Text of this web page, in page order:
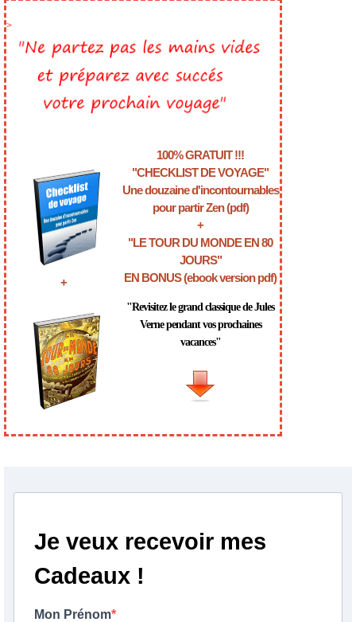
>
+
100% GRATUIT !!!
"CHECKLIST DE VOYAGE"
Une douzaine d'incontournables
pour partir Zen (pdf)
+
"LE TOUR DU MONDE EN 80
JOURS"
EN BONUS (ebook version pdf)
"Revisitez le grand classique de Jules
Verne pendant vos prochaines
vacances"
Je veux recevoir mes
Cadeaux !
Mon Prénom